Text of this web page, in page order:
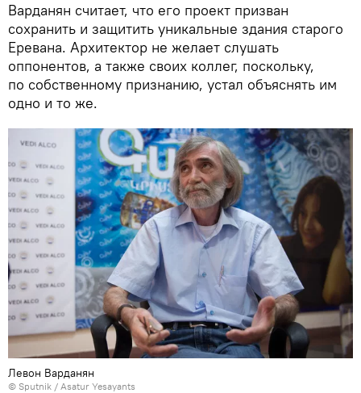
Варданян считает, что его проект призван
сохранить и защитить уникальные здания старого
Еревана. Архитектор не желает слушать
оппонентов, а также своих коллег, поскольку,
по собственному признанию, устал объяснять им
одно и то же.
Левон Варданян
© Sputnik / Asatur Yesayants